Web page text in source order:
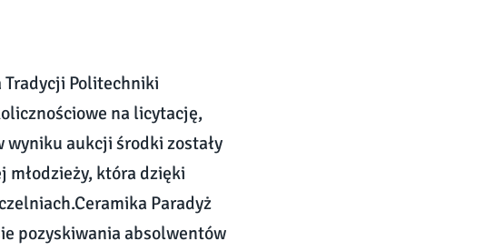
Politechniki
na licytację,
wyniku aukcji środki zostały
która dzięki
Paradyż
pozyskiwania absolwentów